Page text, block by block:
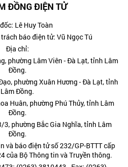
ĐỒNG ĐIỆN TỬ
Lê Huy Toàn
báo điện tử: Vũ Ngọc Tú
Địa chỉ:
phường Lâm Viên - Đà Lạt, tỉnh Lâm
Đồng.
phường Xuân Hương - Đà Lạt, tỉnh
Lâm Đồng.
Huân, phường Phú Thủy, tỉnh Lâm
Đồng.
3, phường Bắc Gia Nghĩa, tỉnh Lâm
Đồng.
và báo điện tử số 232/GP-BTTT cấp
của Bộ Thông tin và Truyền thông.